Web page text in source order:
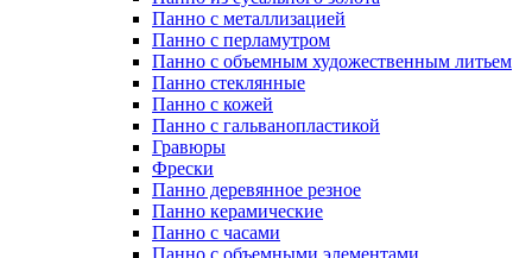
Панно с металлизацией
Панно с перламутром
Панно с объемным художественным литьем
Панно стеклянные
Панно с кожей
Панно с гальванопластикой
Гравюры
Фрески
Панно деревянное резное
Панно керамические
Панно с часами
Панно с объемными элементами